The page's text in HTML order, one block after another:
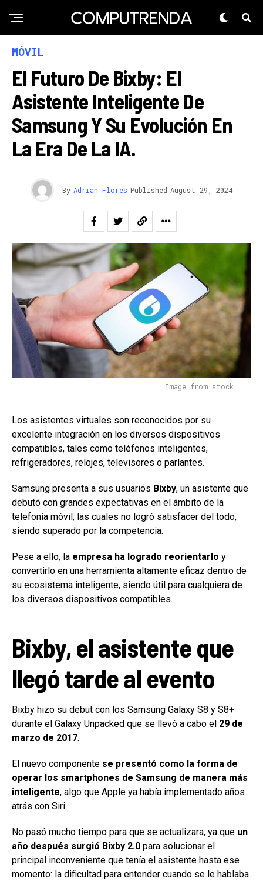
MÓVIL
El Futuro De Bixby: El
Asistente Inteligente De
Samsung Y Su Evolución En
La Era De La IA.
By Adrian Flores Published August 29, 2024
Image from stock
Los asistentes virtuales son reconocidos por su
excelente integración en los diversos dispositivos
compatibles, tales como teléfonos inteligentes,
refrigeradores, relojes, televisores o parlantes.
Samsung presenta a sus usuarios Bixby, un asistente que
debutó con grandes expectativas en el ámbito de la
telefonía móvil, las cuales no logró satisfacer del todo,
siendo superado por la competencia.
Pese a ello, la empresa ha logrado reorientarlo y
convertirlo en una herramienta altamente eficaz dentro de
su ecosistema inteligente, siendo útil para cualquiera de
los diversos dispositivos compatibles.
Bixby, el asistente que
llegó tarde al evento
Bixby hizo su debut con los Samsung Galaxy S8 y S8+
durante el Galaxy Unpacked que se llevó a cabo el 29 de
marzo de 2017.
El nuevo componente se presentó como la forma de
operar los smartphones de Samsung de manera más
inteligente, algo que Apple ya había implementado años
atrás con Siri.
No pasó mucho tiempo para que se actualizara, ya que un
año después surgió Bixby 2.0 para solucionar el
principal inconveniente que tenía el asistente hasta ese
momento: la dificultad para entender cuando se le hablaba